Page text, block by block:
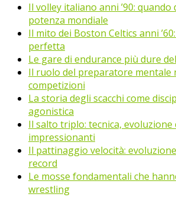
Il volley italiano anni ’90:
potenza mondiale
Il mito dei Boston Celtics anni
perfetta
Le gare di endurance più dure
Il ruolo del preparatore mentale
competizioni
La storia degli scacchi come
agonistica
Il salto triplo: tecnica, evoluzione
impressionanti
Il pattinaggio velocità:
record
Le mosse fondamentali che
wrestling